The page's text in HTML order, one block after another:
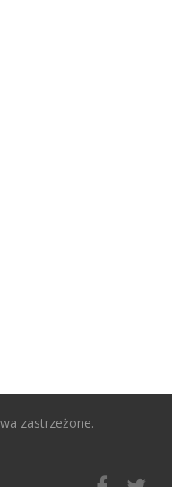
zastrzeżone.